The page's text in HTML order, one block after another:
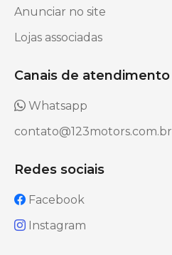
Anunciar no site
Lojas associadas
Canais de atendimento
Whatsapp
contato@123motors.com.br
Redes sociais
Facebook
Instagram